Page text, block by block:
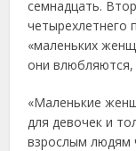
семнадцать.
четырехлетнего
«маленьких
они
«Маленькие
для девочек и
взрослым людям